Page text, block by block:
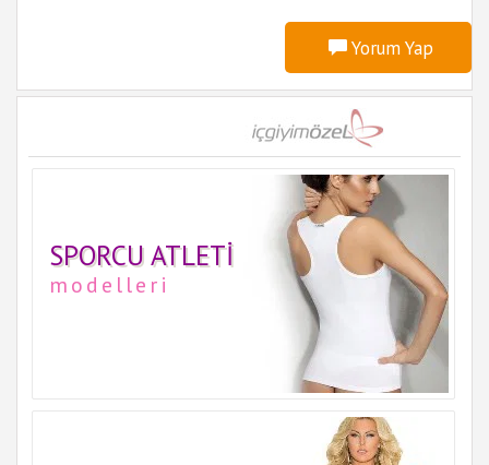
Yorum Yap
SPORCU ATLETI
modelleri